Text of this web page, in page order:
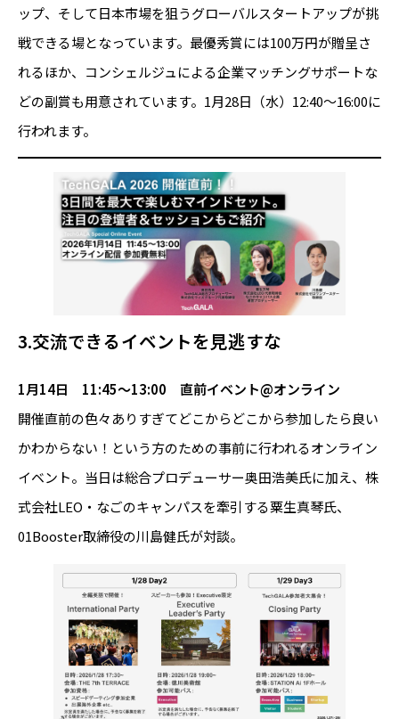
ップ、そして日本市場を狙うグローバルスタートアップが挑
戦できる場となっています。最優秀賞には100万円が贈呈さ
れるほか、コンシェルジュによる企業マッチングサポートな
どの副賞も用意されています。1月28日（水）12:40～16:00に
行われます。
3.交流できるイベントを見逃すな
1月14日 11:45～13:00 直前イベント@オンライン
開催直前の色々ありすぎてどこからどこから参加したら良い
かわからない！という方のための事前に行われるオンライン
イベント。当日は総合プロデューサー奥田浩美氏に加え、株
式会社LEO・なごのキャンパスを牽引する粟生真琴氏、
01Booster取締役の川島健氏が対談。